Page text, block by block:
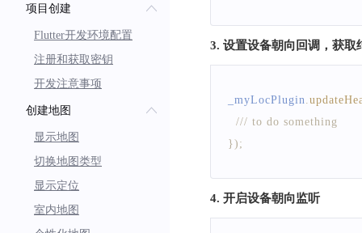
项目创建
Flutter开发环境配置
注册和获取密钥
开发注意事项
创建地图
显示地图
切换地图类型
显示定位
室内地图
3. 设置设备朝向回调，获取
_myLocPlugin
/// to do something
}) ;
4. 开启设备朝向监听